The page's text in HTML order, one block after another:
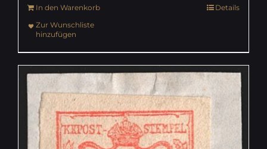
In den Warenkorb
Details
Zur Wunschliste
hinzufügen